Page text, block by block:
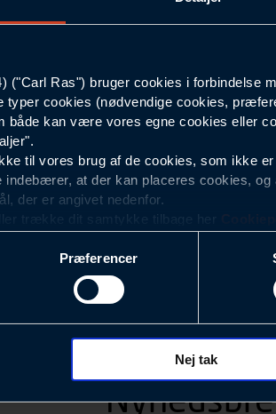
("Carl Ras") bruger cookies i forbindelse
typer cookies (nødvendige cookies,
både kan være vores egne cookies eller
til vores brug af de cookies, som ikke
indebærer, at der kan placeres cookies,
der er angivet nedenfor.
trække dit samtykke tilbage her
med det formål at optimere design,
analyser af, hvilke oplysninger der er
hvad der klikkes på, sider/indhold der
(computer, smartphone mv.) samt de
Præferencer
Nej tak
88
Mørkeblå